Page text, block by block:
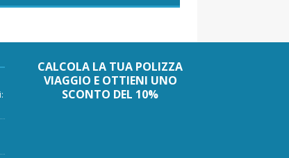
CALCOLA LA TUA POLIZZA
VIAGGIO E OTTIENI UNO
SCONTO DEL 10%